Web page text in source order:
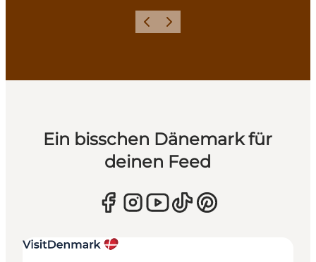
ZurückWeiter
Ein bisschen Dänemark für
deinen Feed